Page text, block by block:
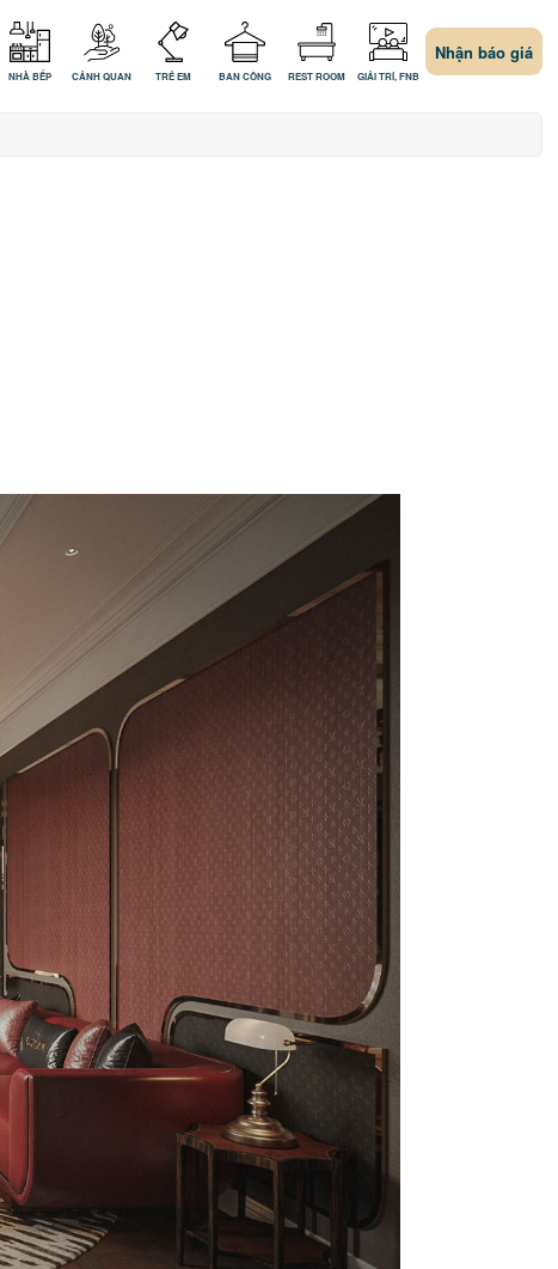
NHÀ BẾP CẢNH QUAN TRẺ EM BAN CÔNG REST ROOM GIẢI TRÍ, FNB
Nhận báo giá